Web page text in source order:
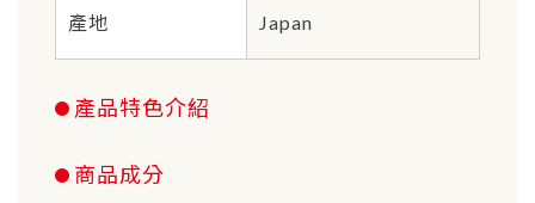
產地 Japan
產品特色介紹
商品成分